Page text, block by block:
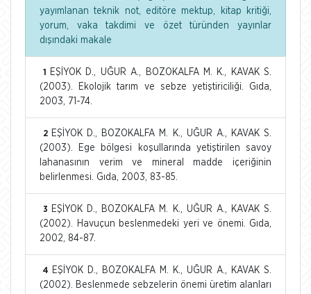
yayımlanan teknik not, editöre mektup, kitap kritiği,
yorum, vaka takdimi ve özet türünden yayınlar
dışındaki makale
1
EŞİYOK D., UĞUR A., BOZOKALFA M. K., KAVAK S.
(2003). Ekolojik tarım ve sebze yetiştiriciliği. Gıda,
2003, 71-74.
2 EŞİYOK D., BOZOKALFA M. K., UĞUR A., KAVAK S.
(2003). Ege bölgesi koşullarında yetiştirilen savoy
lahanasının verim ve mineral madde içeriğinin
belirlenmesi. Gıda, 2003, 83-85.
3
EŞİYOK D., BOZOKALFA M. K., UĞUR A., KAVAK S.
(2002). Havuçun beslenmedeki yeri ve önemi. Gıda,
2002, 84-87.
4
EŞİYOK D., BOZOKALFA M. K., UĞUR A., KAVAK S.
(2002). Beslenmede sebzelerin önemi üretim alanları